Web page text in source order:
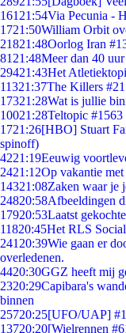
161 21:54Via Pecunia -
1721:50William Orbit
21821:48Oorlog Iran
81 21:48Meer dan 40
29421:43Het
11321:37The Killers
17321:28Wat is jullie
10021:28Teltopic #1563
1721:26[HBO] Stuart
spinoff)
4221:19Eeuwig
2421:12Op vakantie
14321:08Zaken waar je
24820:58Afbeeldingen
17920:53Laatst
11820:45Het RLS
241 20:39Wie gaan er
overledenen.
4420:30GGZ heeft mij
2320:29Capibara's
binnen
25720:25[UFO/UAP]
13720:20[Wielrennen